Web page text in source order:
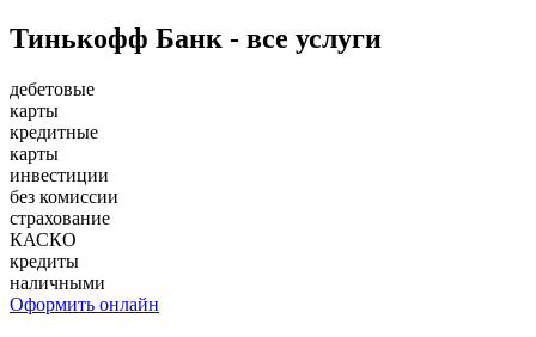
Тинькофф Банк - все услуги
дебетовые
карты
кредитные
карты
инвестиции
без комиссии
страхование
КАСКО
кредиты
наличными
Оформить онлайн